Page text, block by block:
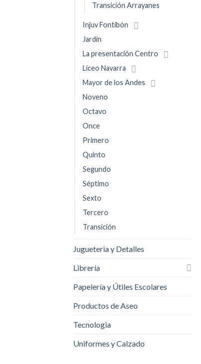
Transición Arrayanes
Injuv Fontibón
Jardín
La presentación Centro
Liceo Navarra
Mayor de los Andes
Noveno
Octavo
Once
Primero
Quinto
Segundo
Séptimo
Sexto
Tercero
Transición
Jugueteria y Detalles
Librería
Papelería y Útiles Escolares
Productos de Aseo
Tecnologia
Uniformes y Calzado